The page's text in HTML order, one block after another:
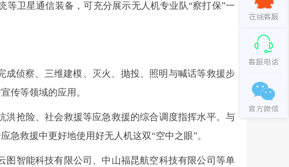
卫星通信装备，可充分展示无人机专业队“察打保”一
侦察、三维建模、灭火、抛投、照明与喊话等救援步
传等领域的应用。
抢险、社会救援等应急救援的综合调度指挥水平。与
救援中更好地使用好无人机这双“空中之眼”。
智能科技有限公司、中山福昆航空科技有限公司等单